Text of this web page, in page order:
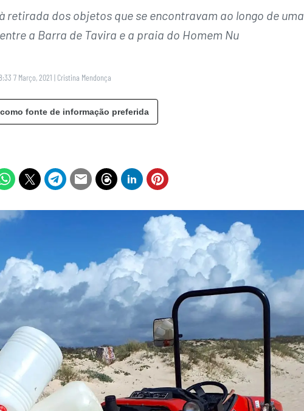
retirada dos objetos que se encontravam ao longo de uma
a Barra de Tavira e a praia do Homem Nu
7 Março, 2021 | Cristina Mendonça
fonte de informação preferida